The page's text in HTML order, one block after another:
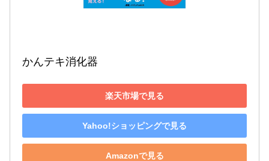
かんテキ消化器
楽天市場で見る
Yahoo!ショッピングで見る
Amazonで見る